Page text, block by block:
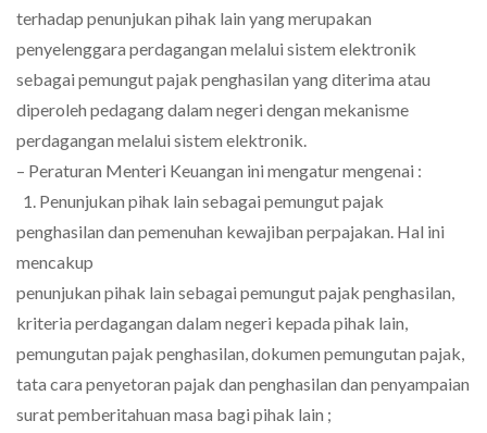
terhadap penunjukan pihak lain yang merupakan
penyelenggara perdagangan melalui sistem elektronik
sebagai pemungut pajak penghasilan yang diterima atau
diperoleh pedagang dalam negeri dengan mekanisme
perdagangan melalui sistem elektronik.
– Peraturan Menteri Keuangan ini mengatur mengenai :
1. Penunjukan pihak lain sebagai pemungut pajak
penghasilan dan pemenuhan kewajiban perpajakan. Hal ini
mencakup
penunjukan pihak lain sebagai pemungut pajak penghasilan,
kriteria perdagangan dalam negeri kepada pihak lain,
pemungutan pajak penghasilan, dokumen pemungutan pajak,
tata cara penyetoran pajak dan penghasilan dan penyampaian
surat pemberitahuan masa bagi pihak lain ;